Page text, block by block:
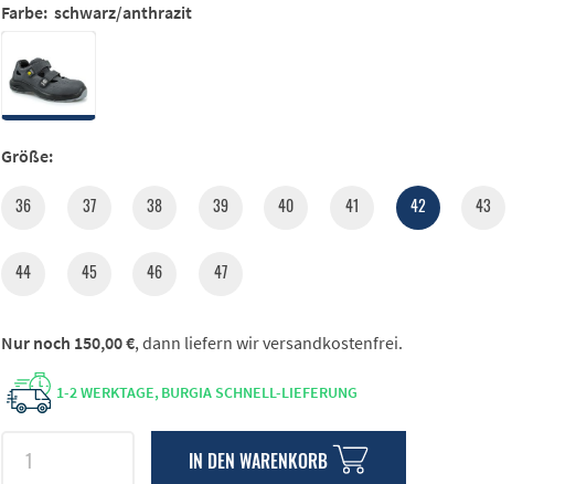
Farbe: schwarz/anthrazit
Größe:
36 37 38 39 40 41 42 43
44 45 46 47
1-2 WERKTAGE,BURGIA SCHNELL-LIEFERUNG
IN DEN WARENKORB
Nur noch 150,00 €, dann liefern wir versandkostenfrei.